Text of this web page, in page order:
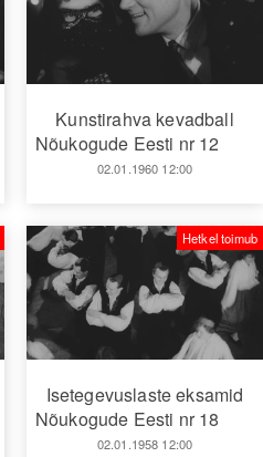
Kunstirahva kevadball
Nõukogude Eesti nr 12
02.01.1960 12:00
Isetegevuslaste eksamid
Nõukogude Eesti nr 18
02.01.1958 12:00
Hetkel toimub